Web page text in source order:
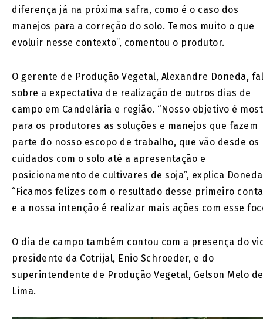
diferença já na próxima safra, como é o caso dos
manejos para a correção do solo. Temos muito o que
evoluir nesse contexto”, comentou o produtor.
O gerente de Produção Vegetal, Alexandre Doneda,
sobre a expectativa de realização de outros dias de
campo em Candelária e região. “Nosso objetivo é
para os produtores as soluções e manejos que fazem
parte do nosso escopo de trabalho, que vão desde os
cuidados com o solo até a apresentação e
posicionamento de cultivares de soja”, explica
“Ficamos felizes com o resultado desse primeiro
e a nossa intenção é realizar mais ações com esse
O dia de campo também contou com a presença do
presidente da Cotrijal, Enio Schroeder, e do
superintendente de Produção Vegetal, Gelson Melo de
Lima.